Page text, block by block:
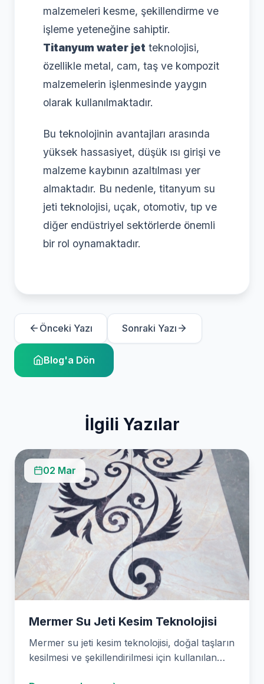
malzemeleri kesme, şekillendirme ve
işleme yeteneğine sahiptir.
Titanyum water jet teknolojisi,
özellikle metal, cam, taş ve kompozit
malzemelerin işlenmesinde yaygın
olarak kullanılmaktadır.
Bu teknolojinin avantajları arasında
yüksek hassasiyet, düşük ısı girişi ve
malzeme kaybının azaltılması yer
almaktadır. Bu nedenle, titanyum su
jeti teknolojisi, uçak, otomotiv, tıp ve
diğer endüstriyel sektörlerde önemli
bir rol oynamaktadır.
Önceki Yazı Sonraki Yazı
Blog'a Dön
İlgili Yazılar
02 Mar
Mermer Su Jeti Kesim Teknolojisi
Mermer su jeti kesim teknolojisi, doğal taşların
kesilmesi ve şekillendirilmesi için kullanılan